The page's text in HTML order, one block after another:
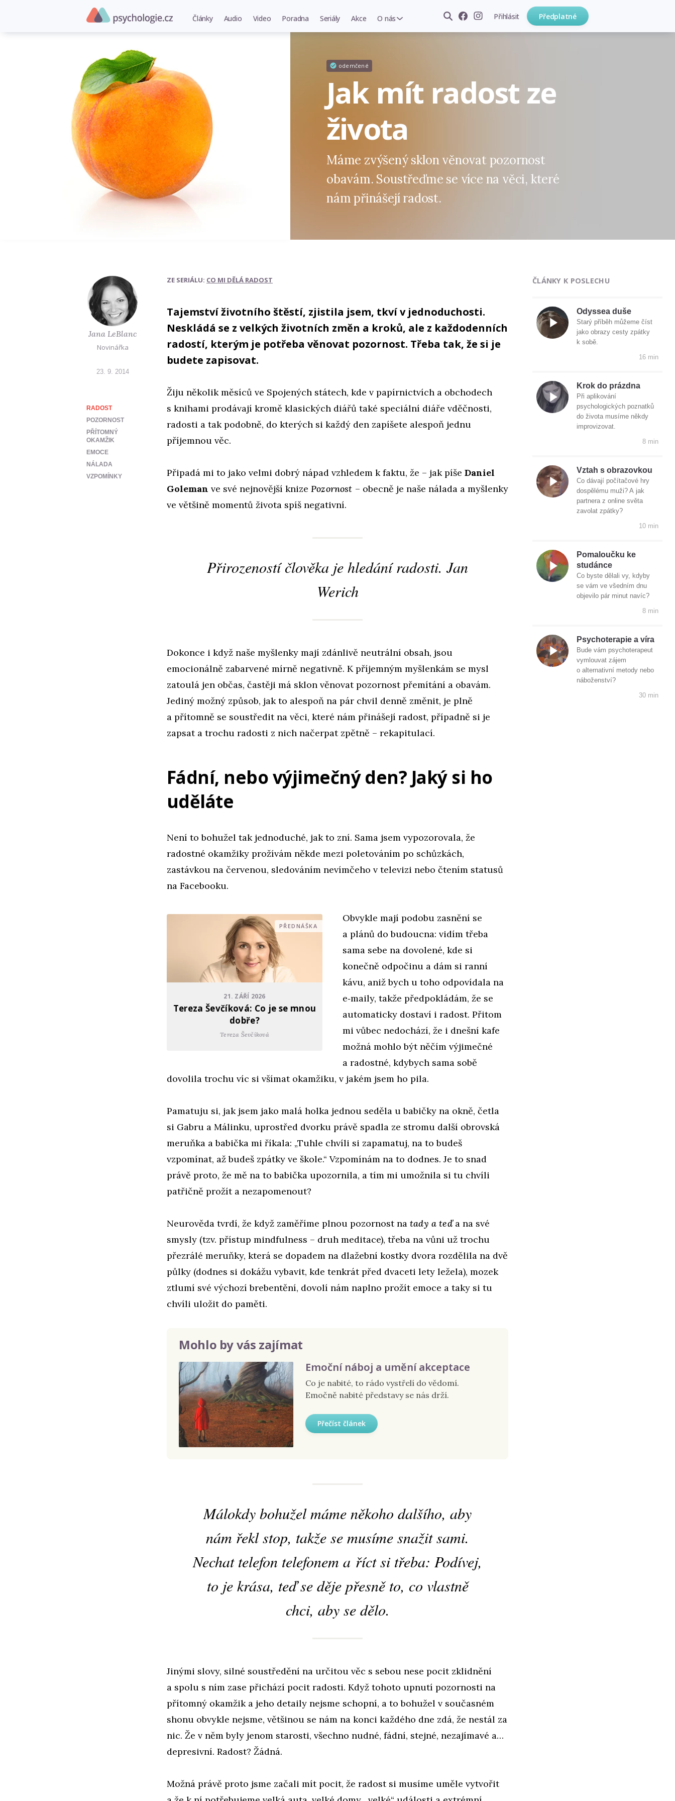
Články Audio Video Poradna Seriály Akce O nás Přihlásit Předplatné
odemčené
Jak mít radost ze
života
Máme zvýšený sklon věnovat pozornost
obavám. Soustřeďme se více na věci, které
nám přinášejí radost.
Jana LeBlanc
Novinářka
23. 9. 2014
RADOST
POZORNOST
PŘÍTOMNÝ
OKAMŽIK
EMOCE
NÁLADA
VZPOMÍNKY
ZE SERIÁLU: CO MI DĚLÁ RADOST
Tajemství životního štěstí, zjistila jsem, tkví v jednoduchosti.
Neskládá se z velkých životních změn a kroků, ale z každodenních
radostí, kterým je potřeba věnovat pozornost. Třeba tak, že si je
budete zapisovat.
Žiju několik měsíců ve Spojených státech, kde v papírnictvích a obchodech
s knihami prodávají kromě klasických diářů také speciální diáře vděčnosti,
radosti a tak podobně, do kterých si každý den zapíšete alespoň jednu
příjemnou věc.
Připadá mi to jako velmi dobrý nápad vzhledem k faktu, že – jak píše Daniel
Goleman ve své nejnovější knize Pozornost – obecně je naše nálada a myšlenky
ve většině momentů života spíš negativní.
Přirozeností člověka je hledání radosti. Jan
Werich
Dokonce i když naše myšlenky mají zdánlivě neutrální obsah, jsou
emocionálně zabarvené mírně negativně. K příjemným myšlenkám se mysl
zatoulá jen občas, častěji má sklon věnovat pozornost přemítání a obavám.
Jediný možný způsob, jak to alespoň na pár chvil denně změnit, je plně
a přítomně se soustředit na věci, které nám přinášejí radost, případně si je
zapsat a trochu radosti z nich načerpat zpětně – rekapitulací.
Fádní, nebo výjimečný den? Jaký si ho
uděláte
Není to bohužel tak jednoduché, jak to zní. Sama jsem vypozorovala, že
radostné okamžiky prožívám někde mezi poletováním po schůzkách,
zastávkou na červenou, sledováním nevímčeho v televizi nebo čtením statusů
na Facebooku.
PŘEDNÁŠKA
21. ZÁŘÍ 2026
Tereza Ševčíková: Co je se mnou
dobře?
Tereza Ševčíková
Obvykle mají podobu zasnění se
a plánů do budoucna: vidím třeba
sama sebe na dovolené, kde si
konečně odpočinu a dám si ranní
kávu, aniž bych u toho odpovídala na
e‑maily, takže předpokládám, že se
automaticky dostaví i radost. Přitom
mi vůbec nedochází, že i dnešní kafe
možná mohlo být něčím výjimečné
a radostné, kdybych sama sobě
dovolila trochu víc si všímat okamžiku, v jakém jsem ho pila.
Pamatuju si, jak jsem jako malá holka jednou seděla u babičky na okně, četla
si Gabru a Málinku, uprostřed dvorku právě spadla ze stromu další obrovská
meruňka a babička mi říkala: „Tuhle chvíli si zapamatuj, na to budeš
vzpomínat, až budeš zpátky ve škole.“ Vzpomínám na to dodnes. Je to snad
právě proto, že mě na to babička upozornila, a tím mi umožnila si tu chvíli
patřičně prožít a nezapomenout?
Neurověda tvrdí, že když zaměříme plnou pozornost na tady a teďa na své
smysly (tzv. přístup mindfulness – druh meditace), třeba na vůni už trochu
přezrálé meruňky, která se dopadem na dlažební kostky dvora rozdělila na dvě
půlky (dodnes si dokážu vybavit, kde tenkrát před dvaceti lety ležela), mozek
ztlumí své výchozí brebentění, dovolí nám naplno prožít emoce a taky si tu
chvíli uložit do paměti.
Mohlo by vás zajímat
Emoční náboj a umění akceptace
Co je nabité, to rádo vystřelí do vědomí.
Emočně nabité představy se nás drží.
Přečíst článek
Málokdy bohužel máme někoho dalšího, aby
nám řekl stop, takže se musíme snažit sami.
Nechat telefon telefonem a říct si třeba: Podívej,
to je krása, teď se děje přesně to, co vlastně
chci, aby se dělo.
Jinými slovy, silné soustředění na určitou věc s sebou nese pocit zklidnění
a spolu s ním zase přichází pocit radosti. Když tohoto upnutí pozornosti na
přítomný okamžik a jeho detaily nejsme schopní, a to bohužel v současném
shonu obvykle nejsme, většinou se nám na konci každého dne zdá, že nestál za
nic. Že v něm byly jenom starosti, všechno nudné, fádní, stejné, nezajímavé a…
depresivní. Radost? Žádná.
Možná právě proto jsme začali mít pocit, že radost si musíme uměle vytvořit
ČLÁNKY K POSLECHU
Odyssea duše
Starý příběh můžeme číst
jako obrazy cesty zpátky
k sobě.
16 min
Krok do prázdna
Při aplikování
psychologických poznatků
do života musíme někdy
improvizovat.
8 min
Vztah s obrazovkou
Co dávají počítačové hry
dospělému muži? A jak
partnera z online světa
zavolat zpátky?
10 min
Pomaloučku ke
studánce
Co byste dělali vy, kdyby
se vám ve všedním dnu
objevilo pár minut navíc?
8 min
Psychoterapie a víra
Bude vám psychoterapeut
vymlouvat zájem
o alternativní metody nebo
náboženství?
30 min